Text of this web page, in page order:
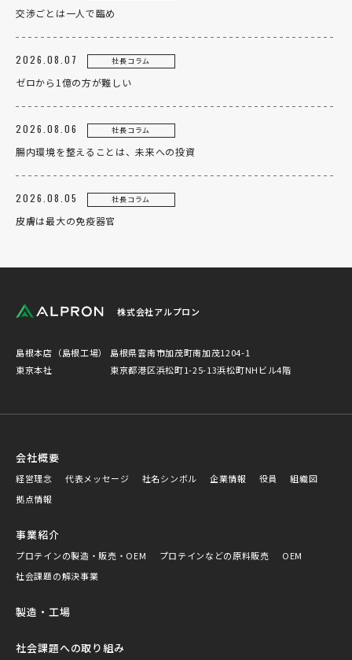
交渉ごとは一人で臨め
2026.08.07 社長コラム
ゼロから1億の方が難しい
2026.08.06 社長コラム
腸内環境を整えることは、未来への投資
2026.08.05 社長コラム
皮膚は最大の免疫器官
株式会社アルプロン
島根本店（島根工場）
島根県雲南市加茂町南加茂1204-1
東京本社
東京都港区浜松町1-25-13浜松町NHビル4階
会社概要
経営理念 代表メッセージ 社名シンボル 企業情報 役員
組織図
拠点情報
事業紹介
プロテインの製造・販売・OEM プロテインなどの原料販売
OEM
社会課題の解決事業
製造・工場
社会課題への取り組み